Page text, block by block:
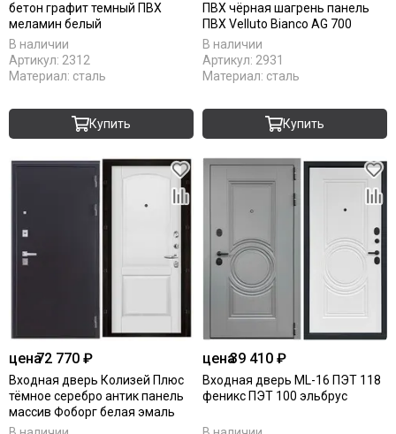
бетон графит темный ПВХ
меламин белый
В наличии
Артикул: 2312
Материал: сталь
Купить
ПВХ чёрная шагрень панель
ПВХ Velluto Bianco AG 700
В наличии
Артикул: 2931
Материал: сталь
Купить
цена72 770 ₽
Входная дверь Колизей Плюс
тёмное серебро антик панель
массив Фоборг белая эмаль
цена39 410 ₽
Входная дверь ML-16 ПЭТ 118
феникс ПЭТ 100 эльбрус